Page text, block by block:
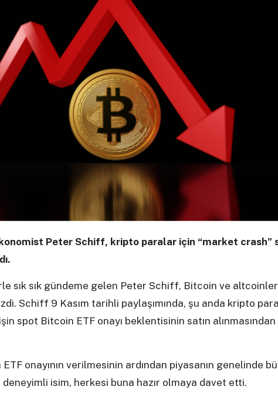
Peter Schiff, kripto paralar için “market crash”
sık sık gündeme gelen Peter Schiff, Bitcoin ve
Schiff 9 Kasım tarihli paylaşımında, şu anda kripto para
spot Bitcoin ETF onayı beklentisinin satın alınmasından
onayının verilmesinin ardından piyasanın genelinde
isim, herkesi buna hazır olmaya davet etti.